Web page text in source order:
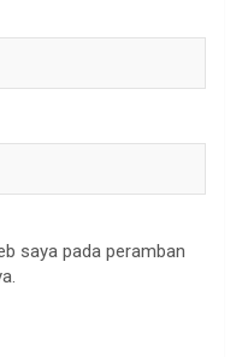
saya pada peramban